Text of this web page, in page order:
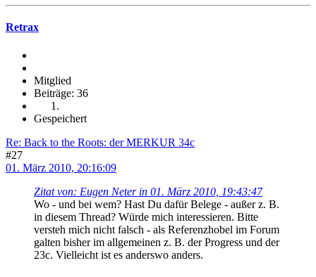
Retrax
Mitglied
Beiträge: 36
Gespeichert
Re: Back to the Roots: der MERKUR 34c
#27
01. März 2010, 20:16:09
Zitat von: Eugen Neter in 01. März 2010, 19:43:47
Wo - und bei wem? Hast Du dafür Belege - außer z. B.
in diesem Thread? Würde mich interessieren. Bitte
versteh mich nicht falsch - als Referenzhobel im Forum
galten bisher im allgemeinen z. B. der Progress und der
23c. Vielleicht ist es anderswo anders.